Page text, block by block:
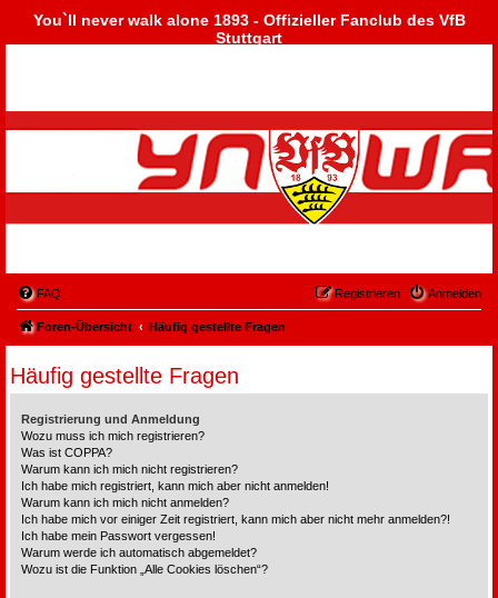
You`ll never walk alone 1893 - Offizieller Fanclub des VfB
Stuttgart
FAQ Anmelden
Registrieren
Foren-Übersicht Häufig gestellte Fragen
Häufig gestellte Fragen
Registrierung und Anmeldung
Wozu muss ich mich registrieren?
Was ist COPPA?
Warum kann ich mich nicht registrieren?
Ich habe mich registriert, kann mich aber nicht anmelden!
Warum kann ich mich nicht anmelden?
Ich habe mich vor einiger Zeit registriert, kann mich aber nicht mehr anmelden?!
Ich habe mein Passwort vergessen!
Warum werde ich automatisch abgemeldet?
Wozu ist die Funktion „Alle Cookies löschen“?